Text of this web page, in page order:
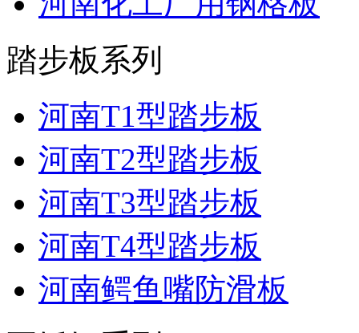
踏步板系列
河南T1型踏步板
河南T2型踏步板
河南T3型踏步板
河南T4型踏步板
河南鳄鱼嘴防滑板